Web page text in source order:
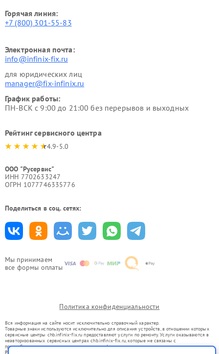
Мы принимаем
все формы оплаты
Горячая линия:
+7 (800) 301-55-83
Электронная почта:
info@infinix-fix.ru
для юридических лиц
manager@fix-infinix.ru
График работы:
ПН-ВСК с 9:00 до 21:00 без перерывов и выходных
Рейтинг сервисного центра
4.9-5.0
ООО "Русервис"
ИНН 7702633247
ОГРН 1077746335776
Поделиться в соц. сетях:
Политика конфиденциальности
Вся информация на сайте носит исключительно справочный характер.
Товарные знаки используются исключительно для описания устройств, в отношении которых
сервисные центры chb.infinix-fix.ru предоставляют услуги по ремонту. Услуги оказываются в
неавторизованных сервисных центрах chb.infinix-fix.ru, которые не связаны с
правообладателями товарных знаков или их официальными представителями.
Ремонт осуществляется для устройств, уже введенных в гражданский оборот в соответствии